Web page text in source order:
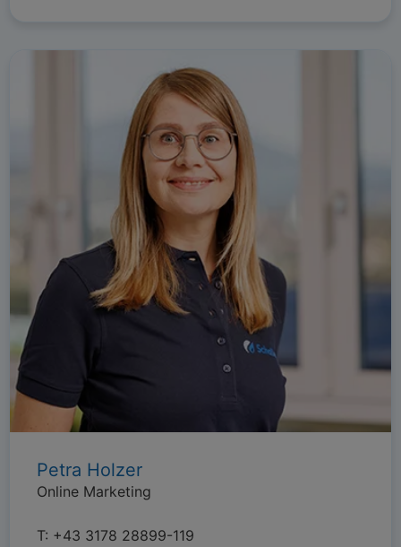
Petra Holzer
Online Marketing
T: +43 3178 28899-119